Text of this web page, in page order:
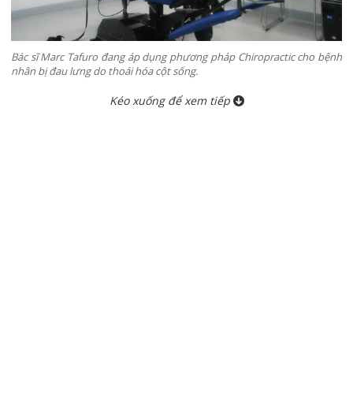
Bác sĩ Marc Tafuro đang áp dụng phương pháp Chiropractic cho bệnh
nhân bị đau lưng do thoái hóa cột sống.
Kéo xuống để xem tiếp